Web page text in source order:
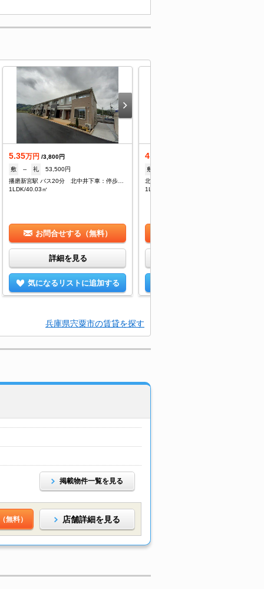
5.35万円 /3,800円
敷
-- 礼
53,500円
播磨新宮駅 バス20分 北中井下車：停歩5分
1LDK/40.03㎡
お問合せする（無料）
詳細を見る
気になるリストに追加する
4.7
敷
北中井 徒歩4分
1LDK/35.91㎡
兵庫県宍粟市の賃貸を探す
掲載物件一覧を見る
無料） 店舗詳細を見る